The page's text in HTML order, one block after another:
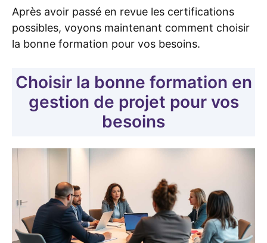
Après avoir passé en revue les certifications
possibles, voyons maintenant comment choisir
la bonne formation pour vos besoins.
Choisir la bonne formation en
gestion de projet pour vos
besoins